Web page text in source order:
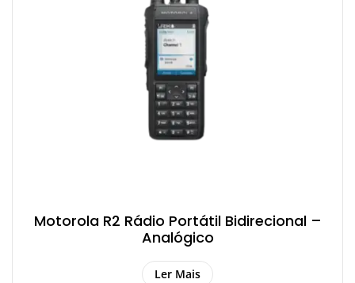
Motorola R2 Rádio Portátil Bidirecional –
Analógico
Ler Mais